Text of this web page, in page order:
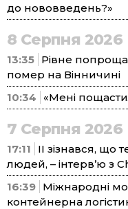
до нововведень?»
8 Серпня 2026
13:35 Рівне
помер на Вінничині
10:34
«Мені
7 Серпня 2026
17:11
ІІ зізнався,
людей, – інтерв’ю з
16:39 Міжнародні
контейнерна